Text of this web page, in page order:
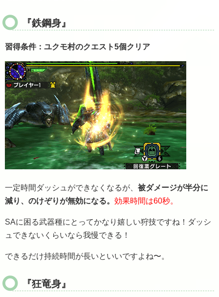
『鉄鋼身』
習得条件：ユクモ村のクエスト5個クリア
一定時間ダッシュができなくなるが、 被ダメージが半分に
減り、 のけぞりが無効になる。 効果時間は60秒。
SAに困る武器種にとってかなり嬉しい狩技ですね！ダッシ
ュできないくらいなら我慢できる！
できるだけ持続時間が長いといいですよね〜。
『狂竜身』